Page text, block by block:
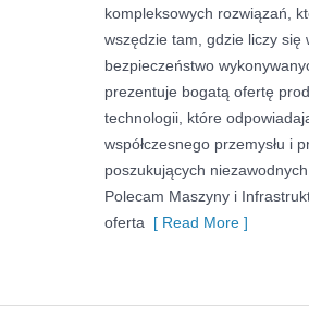
kompleksowych rozwiązań,
wszędzie tam, gdzie liczy się
bezpieczeństwo
prezentuje bogatą ofertę
technologii, które
współczesnego przemysłu i
poszukujących
Polecam Maszyny i
oferta [ Read More ]